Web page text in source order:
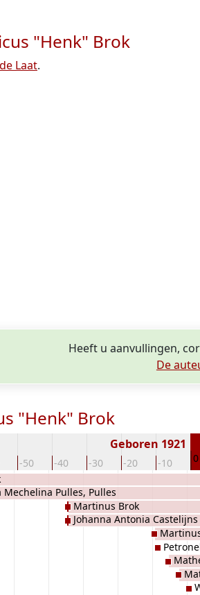
"Henk" Brok
Laat.
Heeft u aanvullingen,
De
"Henk" Brok
-50 -40 -30 -20 -10 0
Geboren 1921
Pulles, Pulles
Martinus Brok
Johanna Antonia Castelijns